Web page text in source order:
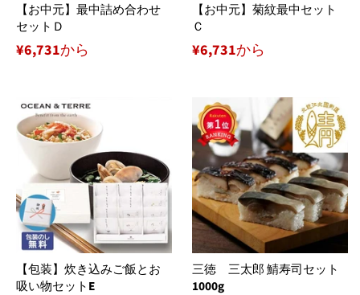
【お中元】最中詰め合わせ
セットＤ
¥6,731から
【お中元】菊紋最中セット
Ｃ
¥6,731から
【包装】炊き込みご飯とお
吸い物セットE
三徳 三太郎 鯖寿司セット
1000g